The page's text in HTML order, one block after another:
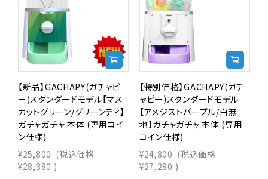
【新品】GACHAPY(ガチャピ
ー)スタンダードモデル【マス
カットグリーン/グリーンティ】
ガチャガチャ 本体 (専用コイ
ン仕様)
¥25,800 (税込価格
¥28,380 )
【特別価格】GACHAPY(ガチ
ャピー)スタンダードモデル
【アメジストパープル/白無
地】ガチャガチャ 本体 (専用
コイン仕様)
¥24,800 (税込価格
¥27,280 )